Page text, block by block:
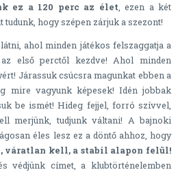
ez a 120 perc az élet , ezen a két
hogy szépen zárjuk a szezont!
ahol minden játékos felszaggatja a
első perctől kezdve! Ahol minden
Járassuk csúcsra magunkat ebben a
mire vagyunk képesek! Idén jobbak
be ismét! Hideg fejjel, forró szívvel,
merjünk, tudjunk váltani! A bajnoki
éles lesz ez a döntő ahhoz, hogy
váratlan kell, a stabil alapon felül!
védjünk címet, a klubtörténelemben